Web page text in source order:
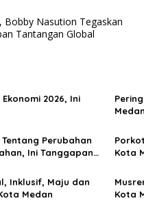
Bobby Nasution Tegaskan
Tantangan Global
2026, Ini
Perubahan
Ini Tanggapan
Kota
Inklusif, Maju dan
Medan
Kota